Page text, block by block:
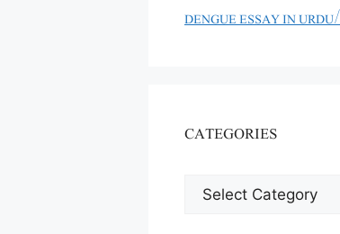
CATEGORIES
CATEGORIES